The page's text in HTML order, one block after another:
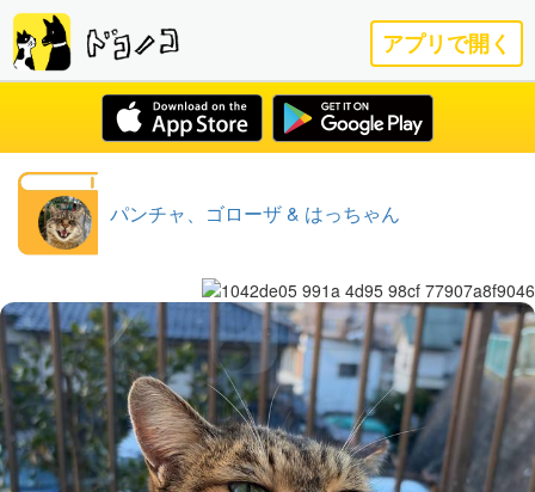
アプリで開く
パンチャ、ゴローザ & はっちゃん